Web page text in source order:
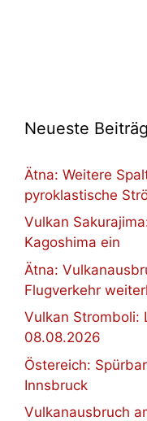
Neueste
Ätna: Weitere
pyroklastische
Vulkan
Kagoshima ein
Ätna:
Flugverkehr
Vulkan Stromboli:
08.08.2026
Östereich:
Innsbruck
Vulkanausbruch